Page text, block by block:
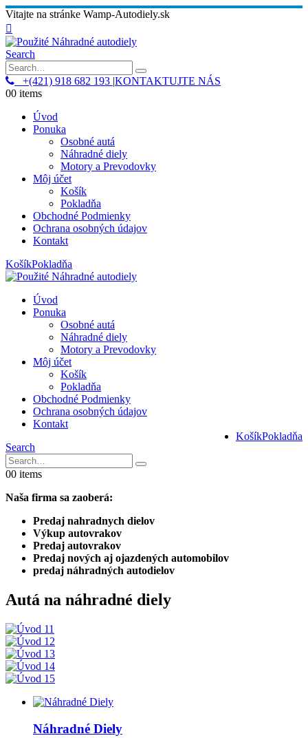
Vitajte na stránke Wamp-Autodiely.sk
Search
+(421) 918 682 193 |KONTAKTUJTE NÁS
00 items
Úvod
Ponuka
Osobné autá
Náhradné diely
Motory a Prevodovky
Môj účet
Košík
Pokladňa
Obchodné Podmienky
Ochrana osobných údajov
Kontakt
KošíkPokladňa
Úvod
Ponuka
Osobné autá
Náhradné diely
Motory a Prevodovky
Môj účet
Košík
Pokladňa
Obchodné Podmienky
Ochrana osobných údajov
Kontakt
KošíkPokladňa
Search
00 items
Naša firma sa zaoberá:
Predaj nahradnych dielov
Výkup autovrakov
Predaj autovrakov
Predaj nových aj ojazdených automobilov
predaj náhradných autodielov
Autá na náhradné diely​
Náhradné Diely